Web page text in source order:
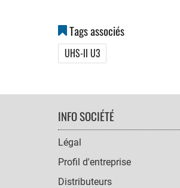
Tags associés
UHS-II U3
FOOTER
NAVIGATION
INFO SOCIÉTÉ
Légal
Profil d'entreprise
Distributeurs